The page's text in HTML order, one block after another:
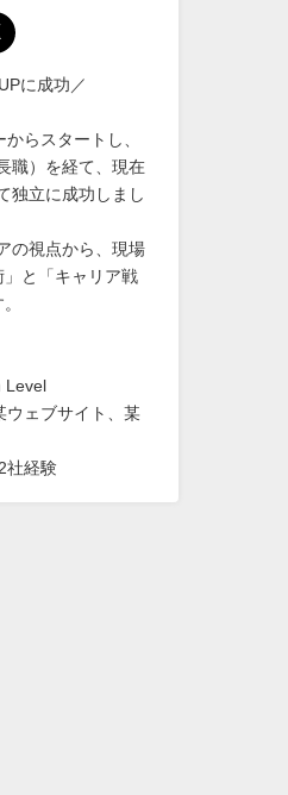
に成功／
らスタートし、
職）を経て、現在
独立に成功しまし
の視点から、現場
と「キャリア戦
Level
ウェブサイト、某
社経験